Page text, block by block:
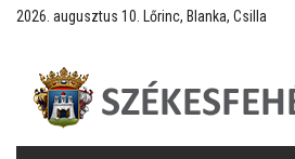
2026. augusztus 10. Lőrinc, Blanka, Csilla